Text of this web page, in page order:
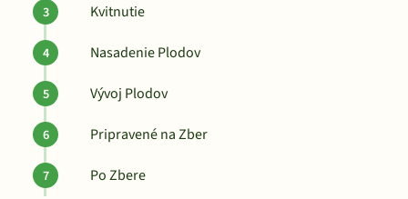
Kvitnutie
Nasadenie Plodov
Vývoj Plodov
Pripravené na Zber
Po Zbere